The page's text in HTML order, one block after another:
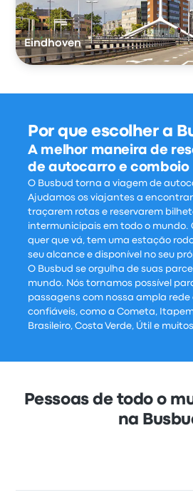
Eindhoven
Por que escolher a
A melhor maneira de
de autocarro e comboio
O Busbud torna a viagem de
Ajudamos os viajantes a
traçarem rotas e reservarem
intermunicipais em todo o mundo.
quer que vá, tem uma estação
seu alcance e disponível no seu
O Busbud se orgulha de suas
mundo. Nós tornamos possível
passagens com nossa ampla rede
confiáveis, como a Cometa,
Brasileiro, Costa Verde, Útil e
Pessoas de todo o
na